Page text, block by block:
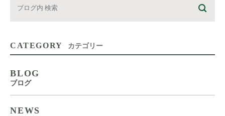
CATEGORY カテゴリー
BLOG
ブログ
NEWS